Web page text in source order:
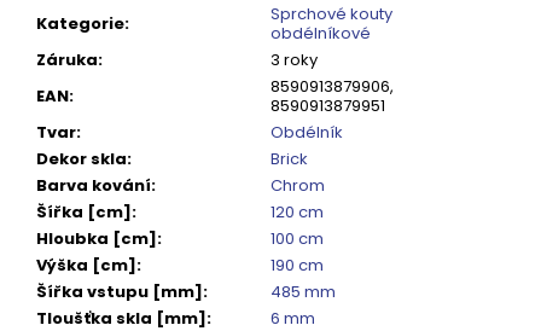
Kategorie:
Sprchové kouty
obdélníkové
Záruka:
3 roky
EAN:
8590913879906,
8590913879951
Tvar:
Obdélník
Dekor skla:
Brick
Barva kování:
Chrom
Šířka [cm]:
120 cm
Hloubka [cm]:
100 cm
Výška [cm]:
190 cm
Šířka vstupu [mm]:
485 mm
Tloušťka skla [mm]:
6 mm
VANIČKA
MITIA
PMB16090
1600X900
MM,
BÍLÁ
PROFILOVANÁ
14
120
Kč
Původně:
17
650
Kč